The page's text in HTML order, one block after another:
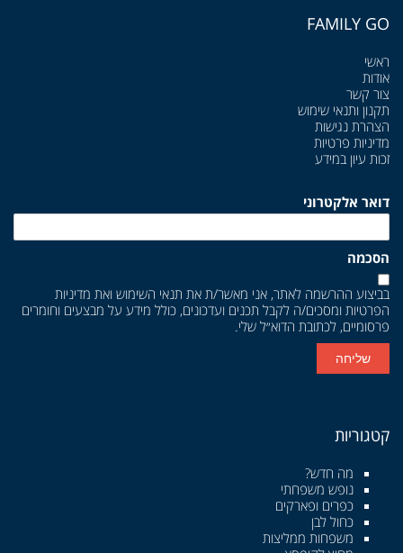
FAMILY GO
ראשי
אודות
צור קשר
תקנון ותנאי שימוש
הצהרת נגישות
מדיניות פרטיות
זכות עיון במידע
דואר אלקטרוני
הסכמה
בביצוע ההרשמה לאתר, אני מאשר/ת את תנאי השימוש ואת מדיניות
הפרטיות ומסכים/ה לקבל תכנים ועדכונים, כולל מידע על מבצעים וחומרים
פרסומיים, לכתובת הדוא״ל שלי.
שליחה
קטגוריות
מה חדש?
נופש משפחתי
כפרים ופארקים
כחול לבן
משפחות ממליצות